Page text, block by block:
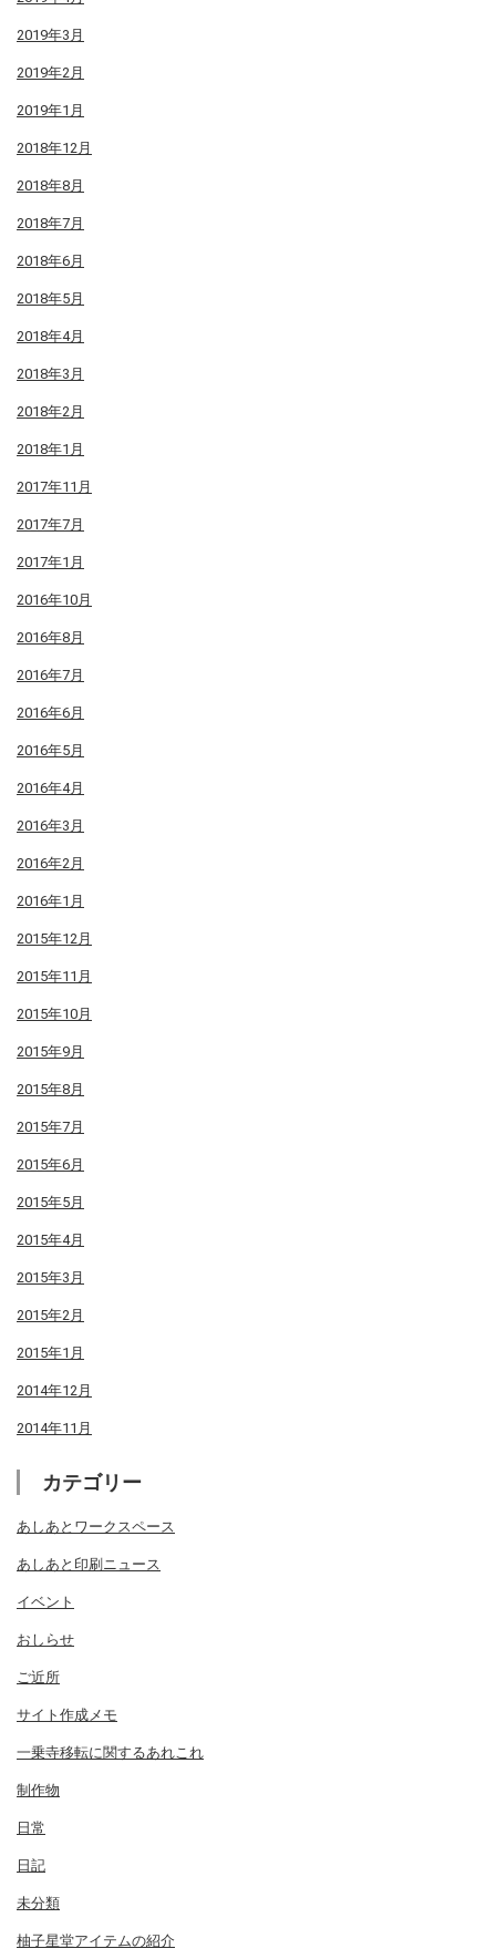
2019年3月
2019年2月
2019年1月
2018年12月
2018年8月
2018年7月
2018年6月
2018年5月
2018年4月
2018年3月
2018年2月
2018年1月
2017年11月
2017年7月
2017年1月
2016年10月
2016年8月
2016年7月
2016年6月
2016年5月
2016年4月
2016年3月
2016年2月
2016年1月
2015年12月
2015年11月
2015年10月
2015年9月
2015年8月
2015年7月
2015年6月
2015年5月
2015年4月
2015年3月
2015年2月
2015年1月
2014年12月
2014年11月
カテゴリー
あしあとワークスペース
あしあと印刷ニュース
イベント
おしらせ
ご近所
サイト作成メモ
一乗寺移転に関するあれこれ
制作物
日常
日記
未分類
柚子星堂アイテムの紹介